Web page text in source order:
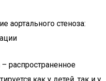
аортального стеноза:
распространенное